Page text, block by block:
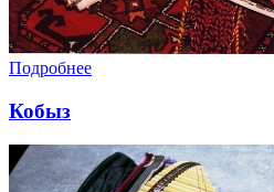
Подробнее
Кобыз